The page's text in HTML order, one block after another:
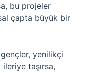
bu projeler
çapta büyük bir
yenilikçi
taşırsa,